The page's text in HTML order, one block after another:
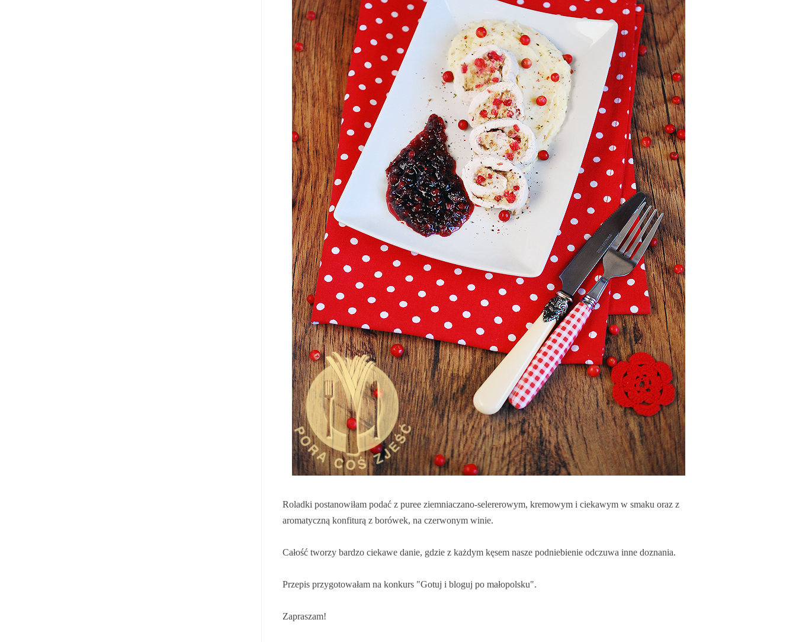
Roladki postanowiłam podać z puree ziemniaczano-selererowym, kremowym i ciekawym w smaku oraz z
aromatyczną konfiturą z borówek, na czerwonym winie.
Całość tworzy bardzo ciekawe danie, gdzie z każdym kęsem nasze podniebienie odczuwa inne doznania.
Przepis przygotowałam na konkurs "Gotuj i bloguj po małopolsku".
Zapraszam!